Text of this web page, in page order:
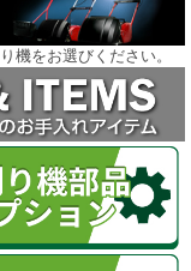
機をお選びください。